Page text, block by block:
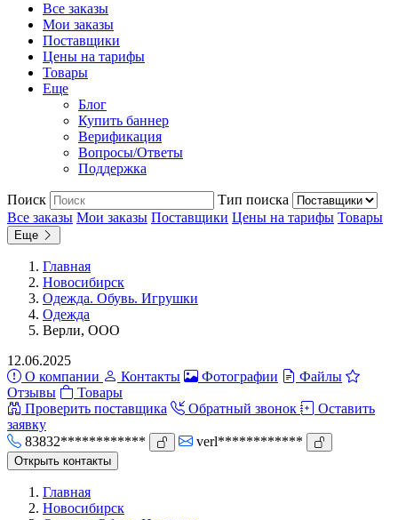
Все заказы
Мои заказы
Поставщики
Цены на тарифы
Товары
Еще
Блог
Купить баннер
Верификация
Вопросы/Ответы
Поддержка
Поиск
Тип поиска
Все заказы Мои заказы Поставщики Цены на тарифы Товары
Еще
Главная
Новосибирск
Одежда. Обувь. Игрушки
Одежда
Верли, ООО
12.06.2025
О компании
Контакты Фотографии
Файлы
Отзывы
Товары
Проверить поставщика
Обратный звонок
Оставить
заявку
83832************
verl************
Открыть контакты
Главная
Новосибирск